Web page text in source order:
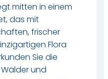
mitten in einem
das mit
frischer
Flora
Sie die
und